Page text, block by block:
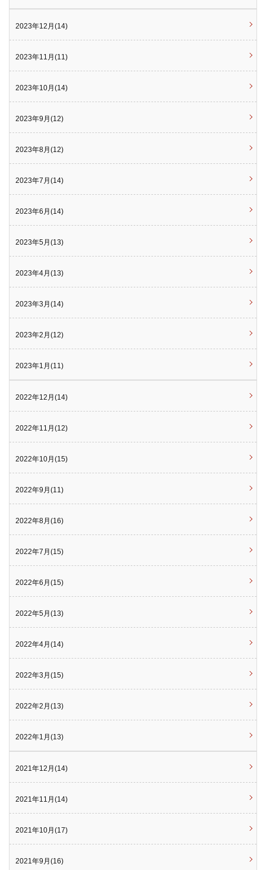
2023年12月(14)
2023年11月(11)
2023年10月(14)
2023年9月(12)
2023年8月(12)
2023年7月(14)
2023年6月(14)
2023年5月(13)
2023年4月(13)
2023年3月(14)
2023年2月(12)
2023年1月(11)
2022年12月(14)
2022年11月(12)
2022年10月(15)
2022年9月(11)
2022年8月(16)
2022年7月(15)
2022年6月(15)
2022年5月(13)
2022年4月(14)
2022年3月(15)
2022年2月(13)
2022年1月(13)
2021年12月(14)
2021年11月(14)
2021年10月(17)
2021年9月(16)